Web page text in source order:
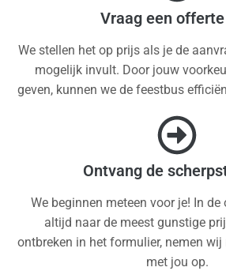
Vraag een
We stellen het op prijs als je de
mogelijk invult. Door jouw
geven, kunnen we de feestbus
Ontvang de
We beginnen meteen voor je! In
altijd naar de meest gunstige
ontbreken in het formulier, nemen
met jou op.